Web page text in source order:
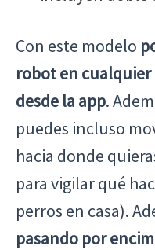
Con este modelo
robot en
desde la app.
puedes incluso
hacia donde
para vigilar qué
perros en casa).
pasando por